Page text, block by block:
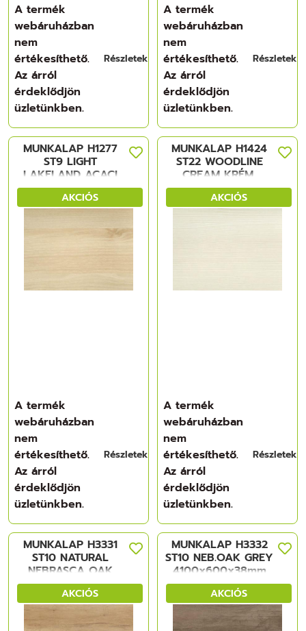
A termék
webáruházban
nem
értékesíthető.
Az árról
érdeklődjön
üzletünkben.
Részletek
A termék
webáruházban
nem
értékesíthető.
Az árról
érdeklődjön
üzletünkben.
Részletek
AKCIÓS
MUNKALAP H1277
ST9 LIGHT
LAKELAND ACACI
VILÁGOS AKÁC,
4100x600x38 mm
FORGÁCSLAP
A termék
webáruházban
nem
értékesíthető.
Az árról
érdeklődjön
üzletünkben.
Részletek
AKCIÓS
MUNKALAP H1424
ST22 WOODLINE
CREAM KRÉM,
4100x600x38mm
FORGÁCSLAP
A termék
webáruházban
nem
értékesíthető.
Az árról
érdeklődjön
üzletünkben.
Részletek
AKCIÓS
MUNKALAP H3331
ST10 NATURAL
NEBRASCA OAK
NAT.NEBR. TÖLGY,
4100x600x38 mm
FORGÁCSLAP
AKCIÓS
MUNKALAP H3332
ST10 NEB.OAK GREY
4100x600x38mm
FORGÁCSLAP